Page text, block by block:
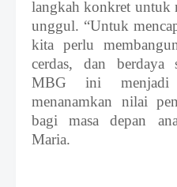
langkah konkret untuk
unggul. “Untuk
kita perlu
cerdas, dan berdaya
MBG ini
menanamkan nilai
bagi masa depan
Maria.